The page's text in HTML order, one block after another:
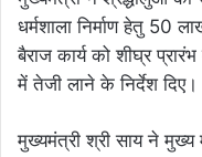
धर्मशाला निर्माण हेतु 50
बैराज कार्य को शीघ्र
में तेजी लाने के निर्देश दिए।
मुख्यमंत्री श्री साय ने मुख्य